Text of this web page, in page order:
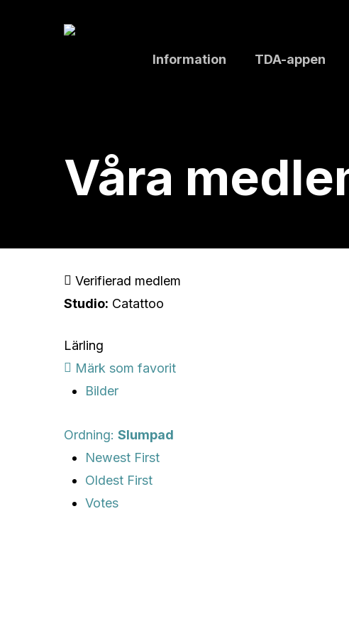
Information TDA-appen
Våra
Verifierad medlem
Studio: Catattoo
Lärling
Märk som favorit
Bilder
Ordning: Slumpad
Newest First
Oldest First
Votes